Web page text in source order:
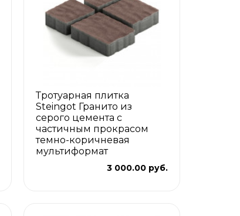
Тротуарная плитка
Steingot Гранито из
серого цемента с
частичным прокрасом
темно-коричневая
мультиформат
3 000.00 руб.